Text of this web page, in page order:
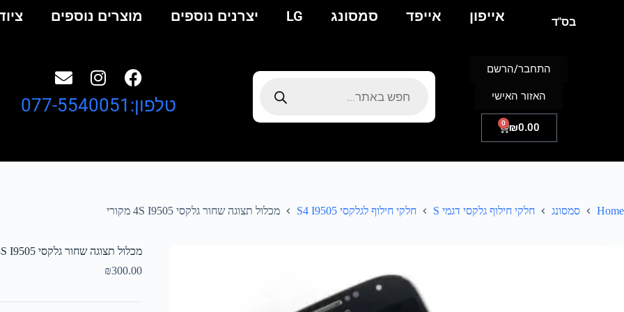
אייפון אייפד סמסונג LG יצרנים נוספים מוצרים נוספים בס"ד
₪0.00
0
התחבר/הרשם
האזור האישי טלפון:077-5540051
Home סמסונג חלקי חילוף גלקסי דגמי S חלקי חילוף לגלקסי S4 I9505 מכלול תצוגה שחור גלקסי 4S I9505 מקורי
מכלול תצוגה שחור גלקסי 4S I9505 מקורי
₪300.00